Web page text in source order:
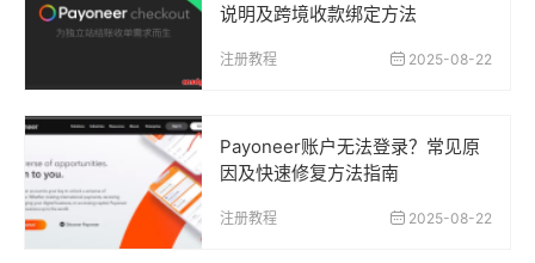
说明及跨境收款绑定方法
注册教程 2025-08-22
Payoneer账户无法登录？常见原
因及快速修复方法指南
注册教程 2025-08-22